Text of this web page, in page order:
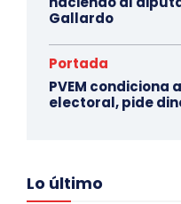
Gallardo
Portada
PVEM
electoral, pide
Lo último